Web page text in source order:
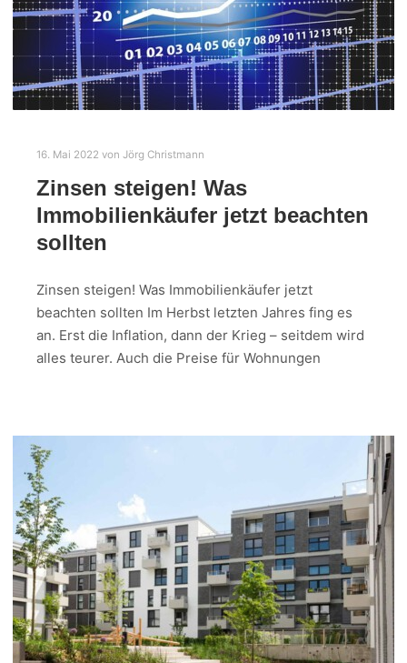
16. Mai 2022 von Jörg Christmann
Zinsen steigen! Was
Immobilienkäufer jetzt beachten
sollten​
Zinsen steigen! Was Immobilienkäufer jetzt
beachten sollten Im Herbst letzten Jahres fing es
an. Erst die Inflation, dann der Krieg – seitdem wird
alles teurer. Auch die Preise für Wohnungen